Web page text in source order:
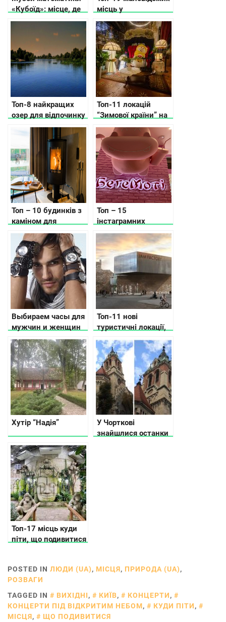
«Кубоїд»: місце, де
числа оживають
місць у
Житомирській
області: що
подивитися, куди
поїхати
Топ-8 найкращих
озер для відпочинку
в Рівненській
області
Топ-11 локацій
“Зимової країни” на
ВДНГ
Топ – 10 будинків з
каміном для
романтичної
подорожі удвох
Топ – 15
інстаграмних
закладів Львова
Выбираем часы для
мужчин и женщин
Топ-11 нові
туристичні локації,
які відкрили свої
двері у 2023 році в
Україні
Хутір “Надія”
У Чорткові
знайшлися останки
Топ-17 місць куди
піти, що подивитися
POSTED IN ЛЮДИ (UA), МІСЦЯ, ПРИРОДА (UA),
РОЗВАГИ
TAGGED IN
ВИХІДНІ, КИЇВ, КОНЦЕРТИ,
КОНЦЕРТИ ПІД ВІДКРИТИМ НЕБОМ, КУДИ ПІТИ,
МІСЦЯ, ЩО ПОДИВИТИСЯ